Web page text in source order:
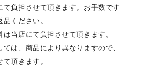
て負担させて頂きます。お手数です
ください。
当店にて負担させて頂きます。
は、商品により異なりますので、
頂きます。